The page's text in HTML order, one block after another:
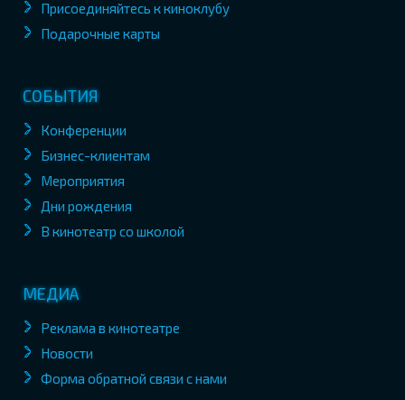
Присоединяйтесь к киноклубу
Подарочные карты
СОБЫТИЯ
Конференции
Бизнес-клиентам
Мероприятия
Дни рождения
В кинотеатр со школой
МЕДИА
Реклама в кинотеатре
Новости
Форма обратной связи с нами